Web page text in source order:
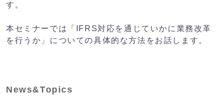
す。
本セミナーでは「IFRS対応を通じていかに業務改革
を行うか」についての具体的な方法をお話します。
News&Topics